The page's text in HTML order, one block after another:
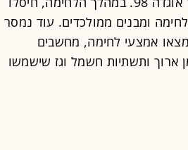
ומבנים ממולכדים. עוד נמסר
שלאורכן נמצאו אמצעי לחימה, מחשבים
ארוך ותשתיות חשמל וגז שישמשו